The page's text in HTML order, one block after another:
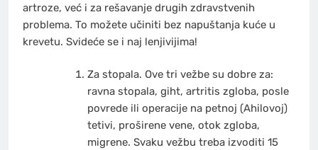
artroze, već i za rešavanje drugih zdravstvenih
problema. To možete učiniti bez napuštanja kuće u
krevetu. Svideće se i naj lenjivijima!
Za stopala. Ove tri vežbe su dobre za:
ravna stopala, giht, artritis zgloba, posle
povrede ili operacije na petnoj (Ahilovoj)
tetivi, proširene vene, otok zgloba,
migrene. Svaku vežbu treba izvoditi 15